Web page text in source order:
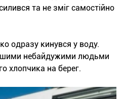
та не зміг самостійно
одразу кинувся у воду.
небайдужими людьми
хлопчика на берег.